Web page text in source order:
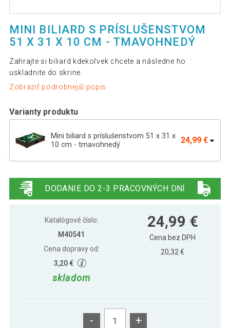
MINI BILIARD S PRÍSLUŠENSTVOM
51 X 31 X 10 CM - TMAVOHNEDÝ
Zahrajte si biliard kdekoľvek chcete a následne ho
uskladnite do skrine.
Zobraziť podrobnejší popis
Varianty produktu
Mini biliard s príslušenstvom 51 x 31 x
10 cm - tmavohnedý
24,99 €
cm - čierny
cm - svetlý
25,79 €
DODANIE DO 2-3 PRACOVNÝCH DNÍ
Katalógové číslo:
M40541
Cena dopravy od:
3,20 €
skladom
24,99 €
Cena bez DPH
20,32 €
- +